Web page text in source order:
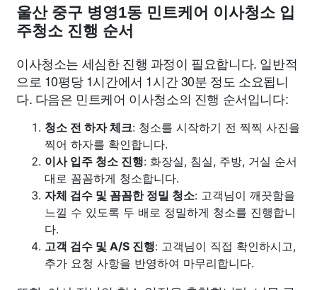
울산 중구 병영1동 민트케어 이사청소 입
주청소 진행 순서
이사청소는 세심한 진행 과정이 필요합니다. 일반적
으로 10평당 1시간에서 1시간 30분 정도 소요됩니
다. 다음은 민트케어 이사청소의 진행 순서입니다:
청소 전 하자 체크: 청소를 시작하기 전 찍찍 사진을
찍어 하자를 확인합니다.
이사 입주 청소 진행: 화장실, 침실, 주방, 거실 순서
대로 꼼꼼하게 청소합니다.
자체 검수 및 꼼꼼한 정밀 청소: 고객님이 깨끗함을
느낄 수 있도록 두 배로 정밀하게 청소를 진행합니
다.
고객 검수 및 A/S 진행: 고객님이 직접 확인하시고,
추가 요청 사항을 반영하여 마무리합니다.